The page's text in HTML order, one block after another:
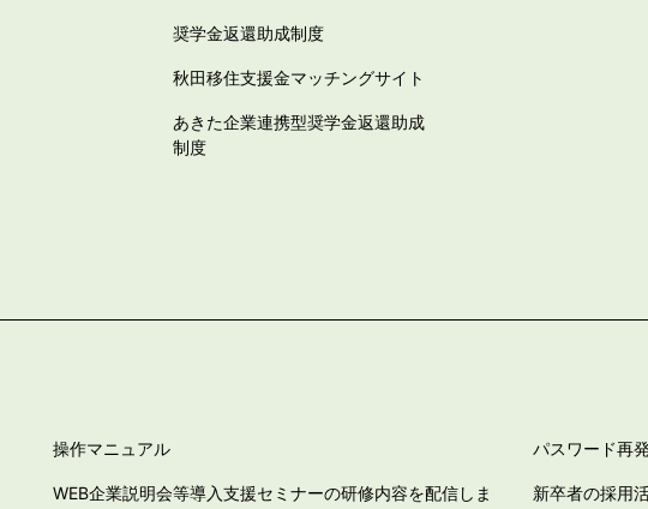
奨学金返還助成制度
秋田移住支援金マッチングサイト
あきた企業連携型奨学金返還助成
制度
操作マニュアル パスワード再
WEB企業説明会等導入支援セミナーの研修内容を配信しま
新卒者の採用